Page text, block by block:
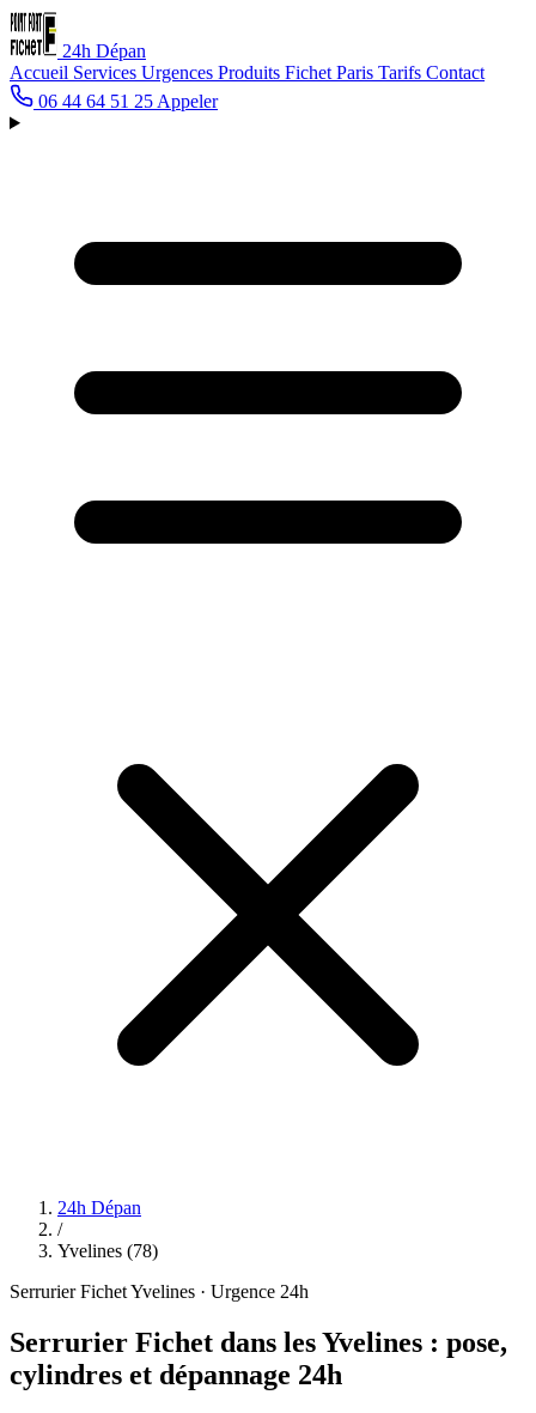
24h Dépan
Accueil Services Urgences Produits Fichet Paris Tarifs Contact
06 44 64 51 25 Appeler
24h Dépan
/
Yvelines (78)
Serrurier Fichet Yvelines · Urgence 24h
Serrurier Fichet dans les Yvelines : pose,
cylindres et dépannage 24h